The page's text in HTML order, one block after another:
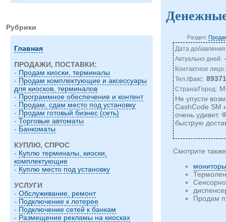
Рубрики
Главная
ПРОДАЖИ, ПОСТАВКИ:
- Продам киоски, терминалы
- Продам комплектующие и аксессуары
для киосков, терминалов
- Программное обеспечение и контент
- Продам, сдам место под установку
- Продам готовый бизнес (сеть)
- Торговые автоматы
- Банкоматы
КУПЛЮ, СПРОС
- Куплю терминалы, киоски,
комплектующие
- Куплю место под установку
УСЛУГИ
- Обслуживание, ремонт
- Подключение к лотерее
- Подключение сетей к банкам
- Размещение рекламы на киосках
Раздел:
Дата
Актуально дней:-
Контактное лицо
Тел./факс:
Страна/Город:
Не упусти
CashCode SM
очень удивит.
быструю
Смотрите
Продам